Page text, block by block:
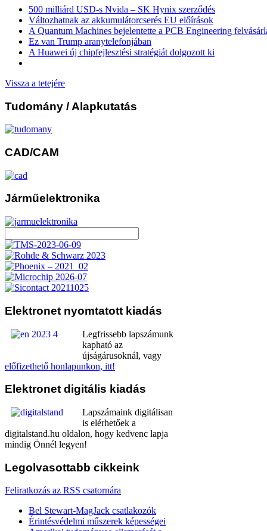
500 milliárd USD-s Nvida – SK Hynix szerződés
Változhatnak az akkumulátorcserés EU előírások
A Quantum Machines bejelentette a PCB Engineering
Ez van Trump aranytelefonjában
A Huawei új chipfejlesztési stratégiát dolgozott ki
Vissza a tetejére
Tudomány / Alapkutatás
CAD/CAM
Járműelektronika
Elektronet nyomtatott kiadás
Legfrissebb lapszámunk
kapható az
újságárusoknál, vagy
előfizethető honlapunkon, itt!
Elektronet digitális kiadás
Lapszámaink digitálisan
is elérhetőek a
digitalstand.hu oldalon, hogy kedvenc lapja
mindig Önnél legyen!
Legolvasottabb cikkeink
Feliratkozás az RSS csatornára
Bel Stewart-MagJack csatlakozók
Érintésvédelmi műszerek képességei